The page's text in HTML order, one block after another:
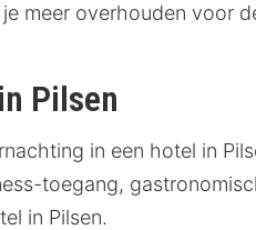
meer overhouden voor
Pilsen
in een hotel in
toegang,
in Pilsen.